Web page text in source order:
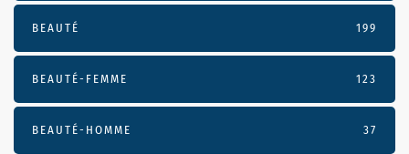
BEAUTÉ 199
BEAUTÉ-FEMME 123
BEAUTÉ-HOMME 37